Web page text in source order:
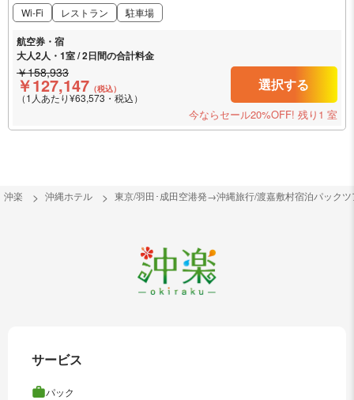
Wi-Fi
レストラン 駐車場
航空券・宿
大人2人・1室 / 2日間の合計料金
￥158,933
￥127,147 （税込）
（1人あたり¥63,573・税込）
選択する
今ならセール20%OFF! 残り1 室
沖楽 沖縄ホテル 東京/羽田･成田空港発→沖縄旅行/渡嘉敷村宿泊パック
サービス
パック